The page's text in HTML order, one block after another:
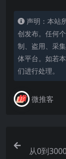
声明：本站
创发布。任何
制、盗用、采
体平台。如若
们进行处理。
微推客
从0到